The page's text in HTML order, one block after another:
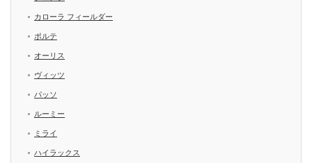
カローラ フィールダー
ポルテ
オーリス
ヴィッツ
パッソ
ルーミー
ミライ
ハイラックス